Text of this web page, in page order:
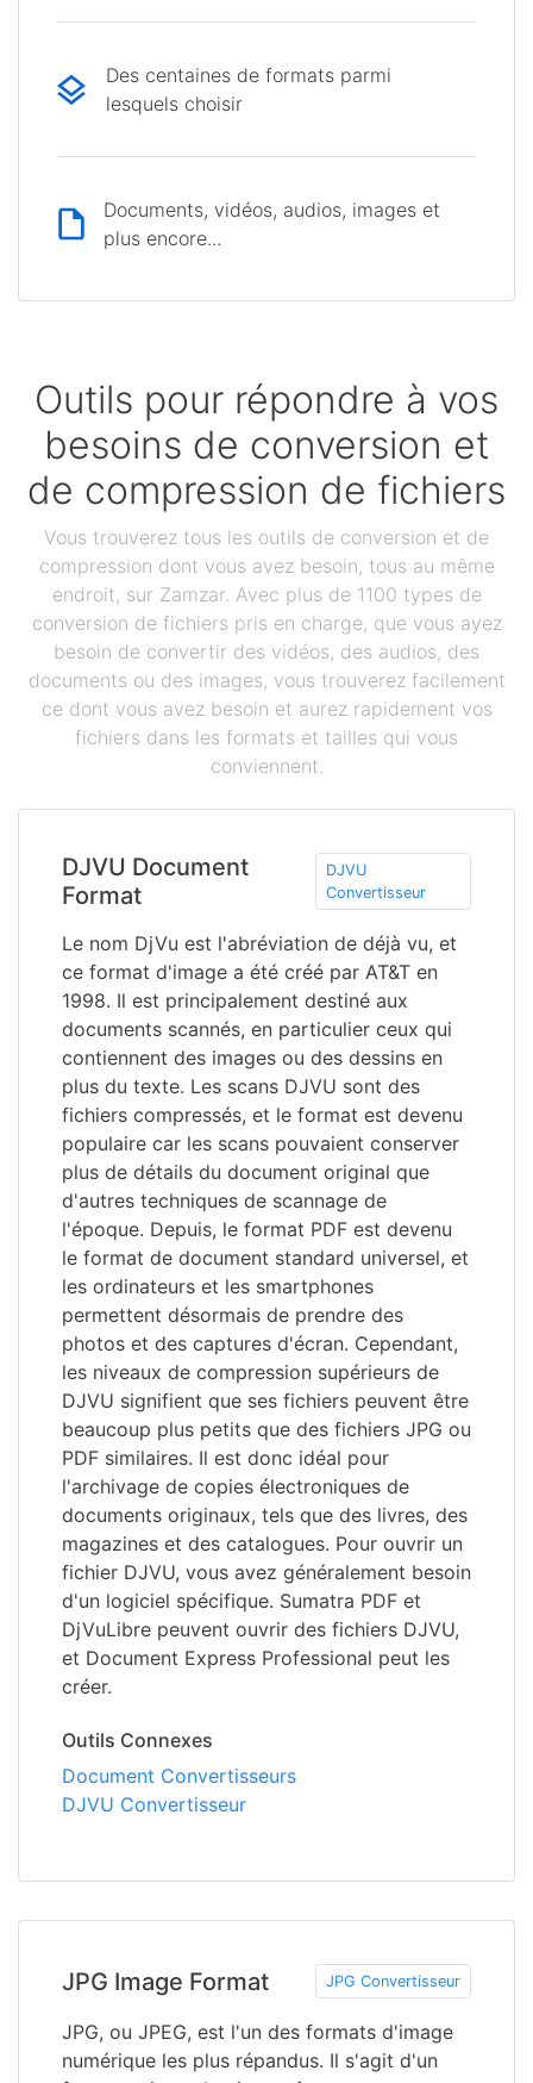
Des centaines de formats parmi
lesquels choisir
Documents, vidéos, audios, images et
plus encore...
Outils pour répondre à vos
besoins de conversion et
de compression de fichiers
Vous trouverez tous les outils de conversion et de
compression dont vous avez besoin, tous au même
endroit, sur Zamzar. Avec plus de 1100 types de
conversion de fichiers pris en charge, que vous ayez
besoin de convertir des vidéos, des audios, des
documents ou des images, vous trouverez facilement
ce dont vous avez besoin et aurez rapidement vos
fichiers dans les formats et tailles qui vous
conviennent.
DJVU Document
Format
DJVU
Convertisseur
Le nom DjVu est l'abréviation de déjà vu, et
ce format d'image a été créé par AT&T en
1998. Il est principalement destiné aux
documents scannés, en particulier ceux qui
contiennent des images ou des dessins en
plus du texte. Les scans DJVU sont des
fichiers compressés, et le format est devenu
populaire car les scans pouvaient conserver
plus de détails du document original que
d'autres techniques de scannage de
l'époque. Depuis, le format PDF est devenu
le format de document standard universel, et
les ordinateurs et les smartphones
permettent désormais de prendre des
photos et des captures d'écran. Cependant,
les niveaux de compression supérieurs de
DJVU signifient que ses fichiers peuvent être
beaucoup plus petits que des fichiers JPG ou
PDF similaires. Il est donc idéal pour
l'archivage de copies électroniques de
documents originaux, tels que des livres, des
magazines et des catalogues. Pour ouvrir un
fichier DJVU, vous avez généralement besoin
d'un logiciel spécifique. Sumatra PDF et
DjVuLibre peuvent ouvrir des fichiers DJVU,
et Document Express Professional peut les
créer.
Outils Connexes
Document Convertisseurs
DJVU Convertisseur
JPG Image Format JPG Convertisseur
JPG, ou JPEG, est l'un des formats d'image
numérique les plus répandus. Il s'agit d'un